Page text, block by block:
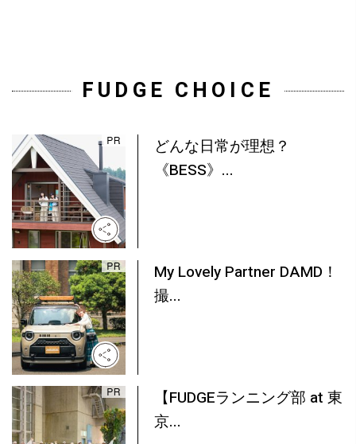
FUDGE CHOICE
どんな日常が理想？
《BESS》...
My Lovely Partner DAMD！
撮...
【FUDGEランニング部 at 東
京...